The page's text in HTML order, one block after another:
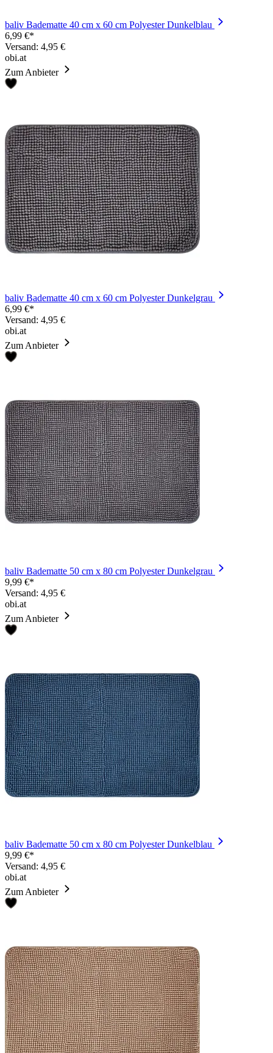
baliv Badematte 40 cm x 60 cm Polyester Dunkelblau
6,99 €*
Versand: 4,95 €
obi.at
Zum Anbieter
baliv Badematte 40 cm x 60 cm Polyester Dunkelgrau
6,99 €*
Versand: 4,95 €
obi.at
Zum Anbieter
baliv Badematte 50 cm x 80 cm Polyester Dunkelgrau
9,99 €*
Versand: 4,95 €
obi.at
Zum Anbieter
baliv Badematte 50 cm x 80 cm Polyester Dunkelblau
9,99 €*
Versand: 4,95 €
obi.at
Zum Anbieter